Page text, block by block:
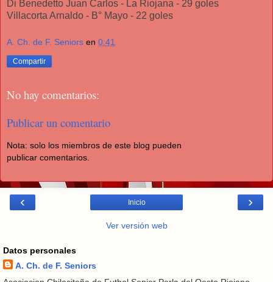
Di Benedetto Juan Carlos - La Riojana - 29 goles
Villacorta Arnaldo - B° Mayo - 22 goles
A. Ch. de F. Seniors en 0:41
Compartir
No hay comentarios:
Publicar un comentario
Nota: solo los miembros de este blog pueden
publicar comentarios.
‹ ›
Inicio
Ver versión web
Datos personales
A. Ch. de F. Seniors